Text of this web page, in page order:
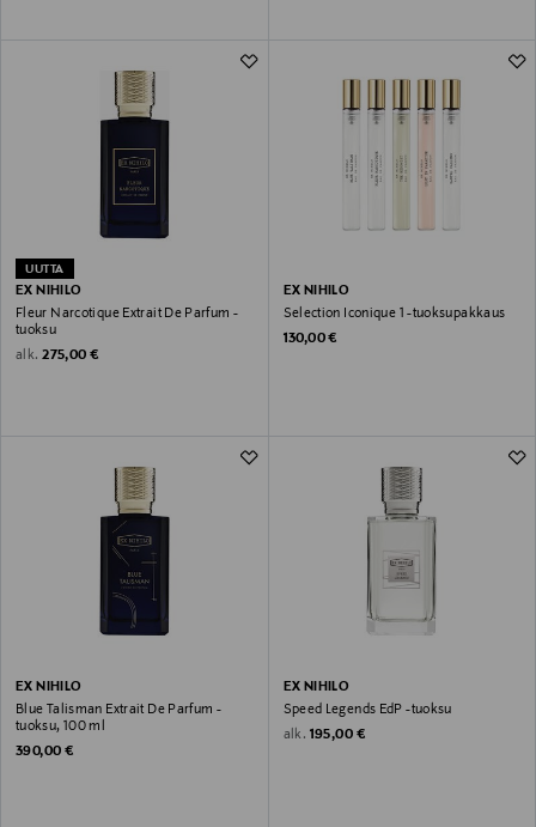
UUTTA
EX NIHILO
Fleur Narcotique Extrait De Parfum -
tuoksu
alk. Original Price
275,00 €
EX NIHILO
Selection Iconique 1 -tuoksupakkaus
Original Price
130,00 €
EX NIHILO
Blue Talisman Extrait De Parfum -
tuoksu, 100 ml
Original Price
390,00 €
EX NIHILO
Speed Legends EdP -tuoksu
alk. Original Price
195,00 €